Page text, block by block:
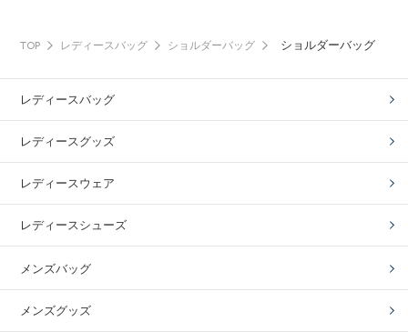
TOP レディースバッグ ショルダーバッグ ショルダーバッグ
レディースバッグ
レディースグッズ
レディースウェア
レディースシューズ
メンズバッグ
メンズグッズ